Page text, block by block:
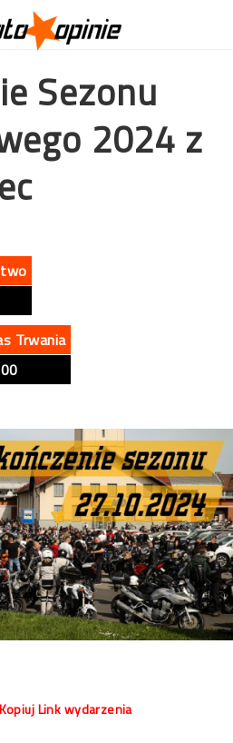
Sezonu
2024 z
Trwania
Kopiuj Link wydarzenia